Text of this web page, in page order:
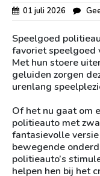
01 juli 2026
Speelgoed
favoriet speelgoed
Met hun stoere
geluiden zorgen
urenlang
Of het nu gaat om
politieauto met
fantasievolle
bewegende
politieauto’s
helpen hen bij het